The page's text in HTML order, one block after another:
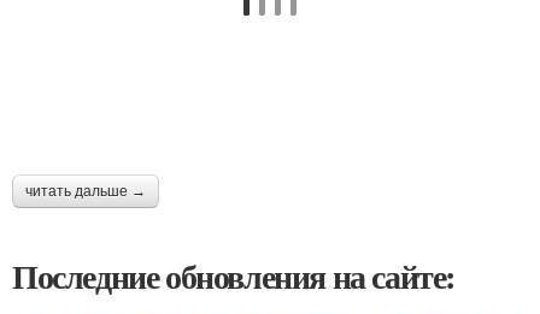
читать дальше →
Последние обновления на сайте: